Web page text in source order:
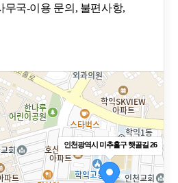
-이용 문의, 불편사항,
인천광역시 미추홀구 햇골길 26